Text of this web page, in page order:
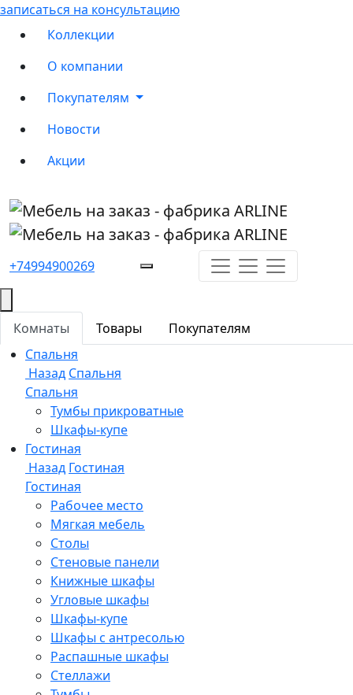
записаться на консультацию
Коллекции
О компании
Покупателям
Новости
Акции
+74994900269